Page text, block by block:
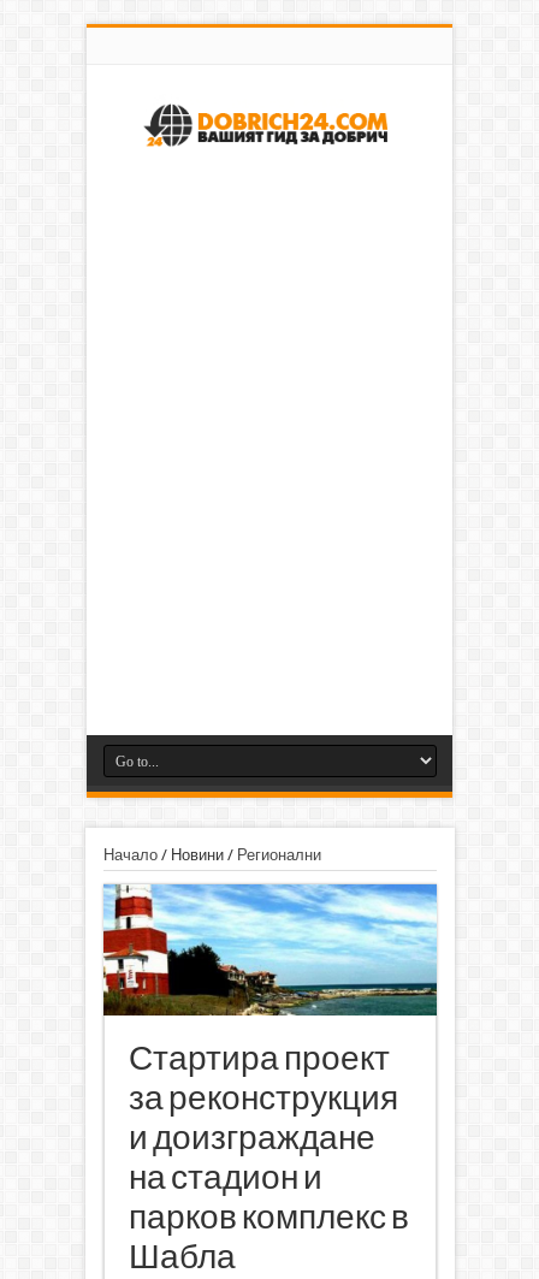
Начало/ Новини/ Регионални
Стартира проект
за реконструкция
и доизграждане
на стадион и
парков комплекс в
Шабла